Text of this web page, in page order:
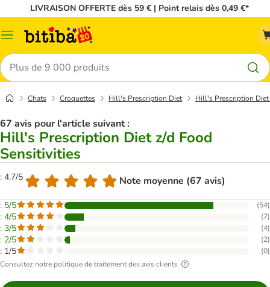
LIVRAISON OFFERTE dès 59 € | Point relais dès 0,49 €*
Menu
Rechercher
Chats Croquettes Hill's Prescription Diet Hill's Prescription
67 avis pour l'article suivant :
Hill's Prescription Diet z/d Food
Sensitivities
: 4.7/5 Note moyenne (67 avis)
: 5/5 (54)
: 4/5 (7)
: 3/5 (4)
: 2/5 (2)
: 1/5 (0)
Consultez notre politique de traitement des avis clients